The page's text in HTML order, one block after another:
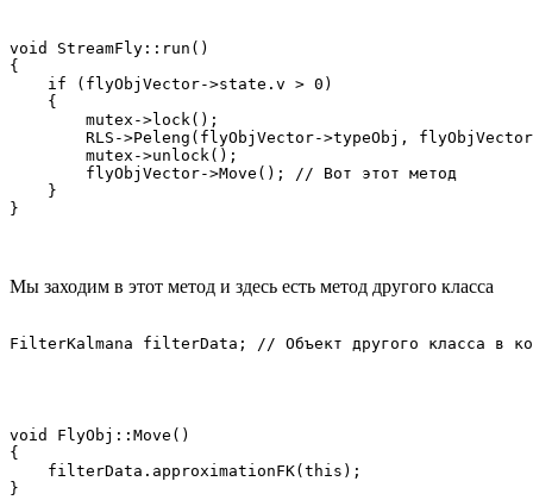
void StreamFly::run()
{
    if (flyObjVector->state.v > 0)
    {
        mutex->lock();
RLS->Peleng(flyObjVector->typeObj,
        mutex->unlock();
        flyObjVector->Move(); // Вот этот метод
    }
}
Мы заходим в этот метод и здесь есть метод другого класса
FilterKalmana filterData; // Объект другого класса в
void FlyObj::Move()
{
    filterData.approximationFK(this);
}